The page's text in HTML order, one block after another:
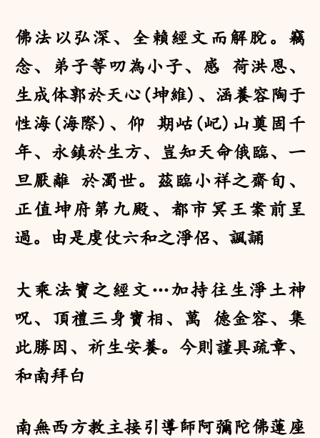
佛法以弘深、全賴經文而解脫。竊
念、弟子等叨為小子、感 荷洪恩、
生成体郭於天心(坤維)、涵養容陶于
性海(海際)、仰 期岵(屺)山奠固千
年、永鎮於生方、豈知天命俄臨、一
旦厭離 於濁世。茲臨小祥之齋旬、
正值坤府第九殿、都市冥王案前呈
過。由是虔仗六和之淨侶、諷誦
大乘法寶之經文…加持往生淨土神
呪、頂禮三身寶相、萬 德金容、集
此勝因、祈生安養。今則謹具疏章、
和南拜白
南無西方教主接引導師阿彌陀佛蓮座